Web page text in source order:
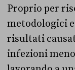
Proprio per
metodologici e
risultati
infezioni